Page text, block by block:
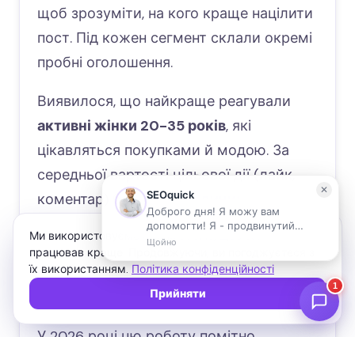
щоб зрозуміти, на кого краще націлити
пост. Під кожен сегмент склали окремі
пробні оголошення.
Виявилося, що найкраще реагували
активні жінки 20-35 років, які
цікавляться покупками й модою. За
середньої вартості цільової дії (лайк,
коментар) близько12 одиниць
групі ціна виявиласяудвічі нижчою —
близько 6,5
. Той самий конкурс, але
точний таргет скоротив ціну результату
Ми використовуємо файли cookie, щоб сайт
працював краще. Продовжуючи, ви погоджуєтеся з
їх використанням. Політика конфіденційності
Прийняти